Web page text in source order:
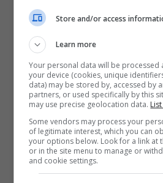
Store and/or access
Learn more
Your personal data will be
your device (cookies, unique
data) may be stored by, accessed by
partners, or used specifically by this
may use precise geolocation data.
Some vendors may process your
of legitimate interest, which you can
your options below. Look for a link at
or in the site menu to manage or
and cookie settings.